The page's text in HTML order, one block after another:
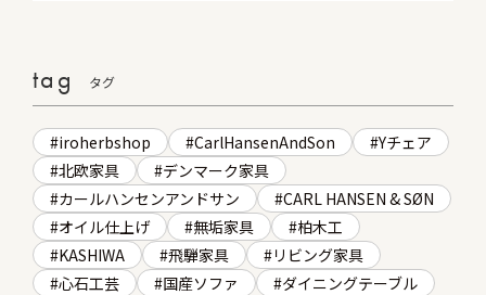
tag タグ
iroherbshop CarlHansenAndSon
Yチェア
北欧家具
デンマーク家具
カールハンセンアンドサン
CARL HANSEN & SØN
オイル仕上げ
無垢家具
柏木工
KASHIWA
飛騨家具
リビング家具
心石工芸
国産ソファ
ダイニングテーブル